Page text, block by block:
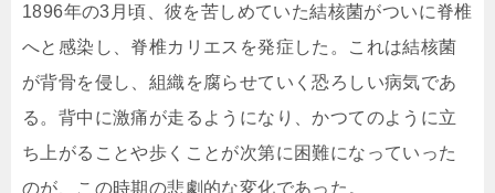
1896年の3月頃、彼を苦しめていた結核菌がついに脊椎
へと感染し、脊椎カリエスを発症した。これは結核菌
が背骨を侵し、組織を腐らせていく恐ろしい病気であ
る。背中に激痛が走るようになり、かつてのように立
ち上がることや歩くことが次第に困難になっていった
のが、この時期の悲劇的な変化であった。